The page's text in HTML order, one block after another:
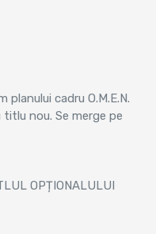
cadru O.M.E.N.
nou. Se merge pe
OPȚIONALULUI